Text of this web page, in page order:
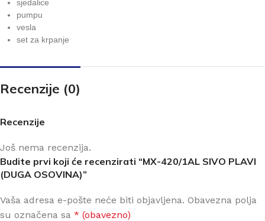
sjedalice
pumpu
vesla
set za krpanje
Recenzije (0)
Recenzije
Još nema recenzija.
Budite prvi koji će recenzirati “MX-420/1AL SIVO PLAVI
(DUGA OSOVINA)”
Vaša adresa e-pošte neće biti objavljena. Obavezna polja
su označena sa * (obavezno)